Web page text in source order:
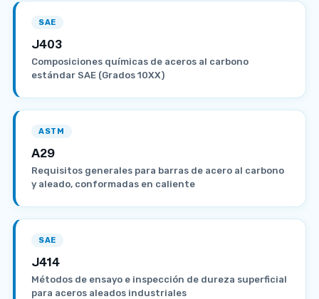
SAE
J403
Composiciones químicas de aceros al carbono
estándar SAE (Grados 10XX)
ASTM
A29
Requisitos generales para barras de acero al carbono
y aleado, conformadas en caliente
SAE
J414
Métodos de ensayo e inspección de dureza superficial
para aceros aleados industriales